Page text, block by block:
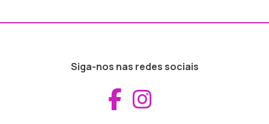
Siga-nos nas redes sociais
Aceder ao